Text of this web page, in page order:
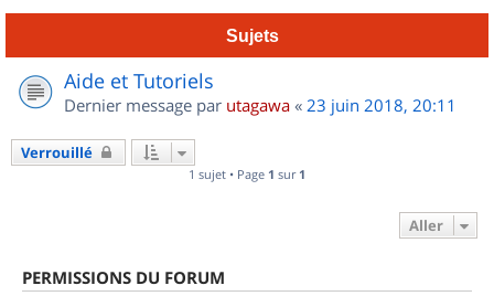
Sujets
Aide et Tutoriels
Dernier message par utagawa « 23 juin 2018, 20:11
Verrouillé
1 sujet • Page 1 sur 1
Aller
PERMISSIONS DU FORUM